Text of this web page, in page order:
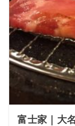
富士家｜大